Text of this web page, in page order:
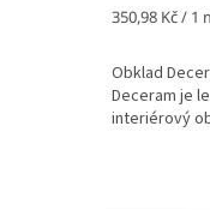
Měrná
350,98 Kč / 1
Obklad
Deceram je
interiérový